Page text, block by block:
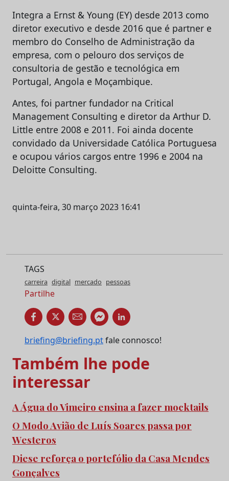
Integra a Ernst & Young (EY) desde 2013 como
diretor executivo e desde 2016 que é partner e
membro do Conselho de Administração da
empresa, com o pelouro dos serviços de
consultoria de gestão e tecnológica em
Portugal, Angola e Moçambique.
Antes, foi partner fundador na Critical
Management Consulting e diretor da Arthur D.
Little entre 2008 e 2011. Foi ainda docente
convidado da Universidade Católica Portuguesa
e ocupou vários cargos entre 1996 e 2004 na
Deloitte Consulting.
quinta-feira, 30 março 2023 16:41
TAGS
carreira digital mercado pessoas
Partilhe
briefing@briefing.ptfale connosco!
Também lhe pode
interessar
A Água do Vimeiro ensina a fazer mocktails
O Modo Avião de Luís Soares passa por
Westeros
Diese reforça o portefólio da Casa Mendes
Gonçalves